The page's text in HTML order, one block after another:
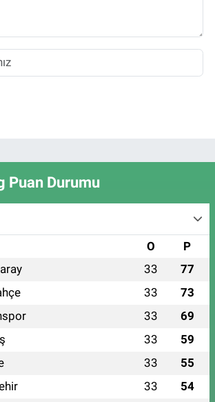
Puan Durumu
O P
33 77
33 73
33 69
33 59
33 55
33 54